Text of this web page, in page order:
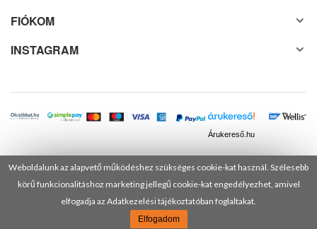
Weboldalunk az alapvető működéshez szükséges cookie-kat használ. Szélesebb
körű funkcionalitáshoz marketing jellegű cookie-kat engedélyezhet, amivel
elfogadja az Adatkezelési tájékoztatóban foglaltakat.
Elfogadom
FIÓKOM
INSTAGRAM
Árukereső.hu
© 2025 Minden jog fenntartva! DANUSA Hungary Kft.